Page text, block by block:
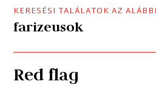
KERESÉSI TALÁLATOK AZ
farizeusok
Red flag